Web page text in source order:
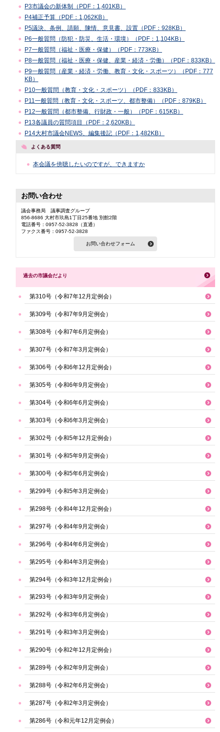
P3市議会の新体制（PDF：1,401KB）
P4補正予算（PDF：1,062KB）
P5議決、条例、請願、陳情、意見書、設置（PDF：928KB）
P6一般質問（防犯・防災、生活・環境）（PDF：1,104KB）
P7一般質問（福祉・医療・保健）（PDF：773KB）
P8一般質問（福祉・医療・保健、産業・経済・労働）（PDF：833KB）
P9一般質問（産業・経済・労働、教育・文化・スポーツ）（PDF：777
KB）
P10一般質問（教育・文化・スポーツ）（PDF：833KB）
P11一般質問（教育・文化・スポーツ、都市整備）（PDF：879KB）
P12一般質問（都市整備、行財政・一般）（PDF：615KB）
P13各議員の質問項目（PDF：2,620KB）
P14大村市議会NEWS、編集後記（PDF：1,482KB）
よくある質問
本会議を傍聴したいのですが、できますか
お問い合わせ
議会事務局 議事調査グループ
856-8686 大村市玖島1丁目25番地 別館2階
電話番号：0957-52-3828（直通）
ファクス番号：0957-52-3828
過去の市議会だより
第310号（令和7年12月定例会）
第309号（令和7年9月定例会）
第308号（令和7年6月定例会）
第307号（令和7年3月定例会）
第306号（令和6年12月定例会）
第305号（令和6年9月定例会）
第304号（令和6年6月定例会）
第303号（令和6年3月定例会）
第302号（令和5年12月定例会）
第301号（令和5年9月定例会）
第300号（令和5年6月定例会）
第299号（令和5年3月定例会）
第298号（令和4年12月定例会）
第297号（令和4年9月定例会）
第296号（令和4年6月定例会）
第295号（令和4年3月定例会）
第294号（令和3年12月定例会）
第293号（令和3年9月定例会）
第292号（令和3年6月定例会）
第291号（令和3年3月定例会）
第290号（令和2年12月定例会）
第289号（令和2年9月定例会）
第288号（令和2年6月定例会）
第287号（令和2年3月定例会）
第286号（令和元年12月定例会）